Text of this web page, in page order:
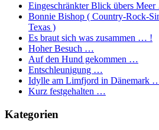
Eingeschränkter Blick übers
Bonnie Bishop ( Country-Rock-
Texas )
Es braut sich was zusammen … !
Hoher Besuch …
Auf den Hund gekommen …
Entschleunigung …
Idylle am Limfjord in Dänemark
Kurz festgehalten …
Kategorien